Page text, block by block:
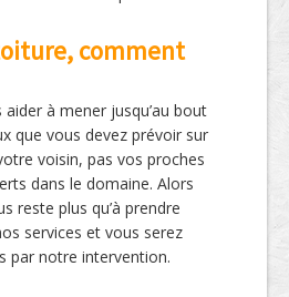
comment
à mener jusqu’au bout
que vous devez prévoir sur
voisin, pas vos proches
dans le domaine. Alors
reste plus qu’à prendre
services et vous serez
par notre intervention.